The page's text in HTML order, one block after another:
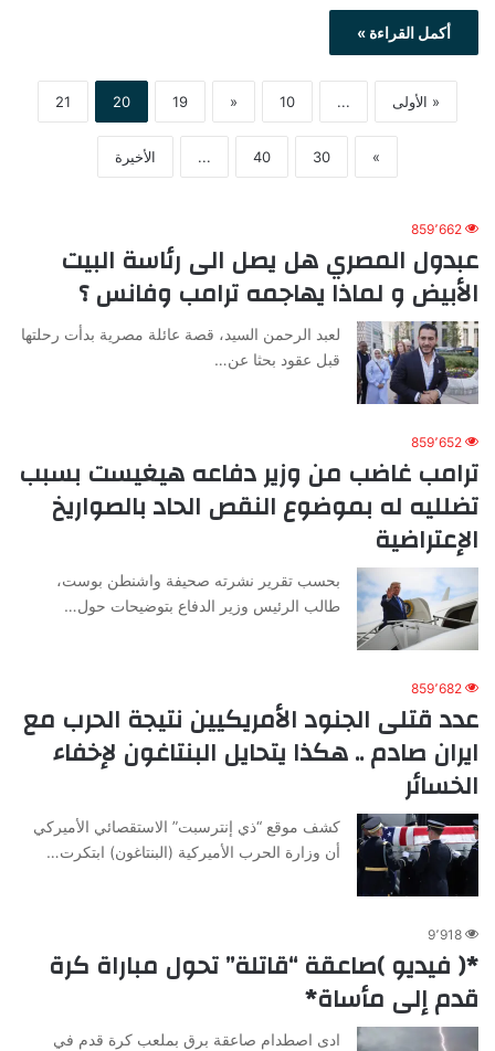
أكمل القراءة »
« الأولى ...
10
«
19
20
21
»
30
40
... الأخيرة
859٬662
عبدول المصري هل يصل الى رئاسة البيت
الأبيض و لماذا يهاجمه ترامب وفانس ؟
لعبد الرحمن السيد، قصة عائلة مصرية بدأت رحلتها
قبل عقود بحثا عن…
859٬652
ترامب غاضب من وزير دفاعه هيغيست بسبب
تضلليه له بموضوع النقص الحاد بالصواريخ
الإعتراضية
بحسب تقرير نشرته صحيفة واشنطن بوست،
طالب الرئيس وزير الدفاع بتوضيحات حول…
859٬682
عدد قتلى الجنود الأمريكيين نتيجة الحرب مع
ايران صادم .. هكذا يتحايل البنتاغون لإخفاء
الخسائر
كشف موقع “ذي إنترسبت” الاستقصائي الأميركي
أن وزارة الحرب الأميركية (البنتاغون) ابتكرت…
9٬918
*( فيديو )صاعقة “قاتلة” تحول مباراة كرة
قدم إلى مأساة*
ادى اصطدام صاعقة برق بملعب كرة قدم في